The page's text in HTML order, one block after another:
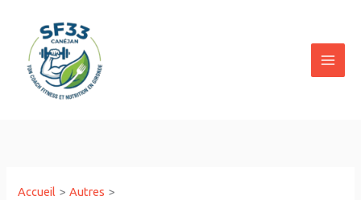
contenu
Accueil
Autres